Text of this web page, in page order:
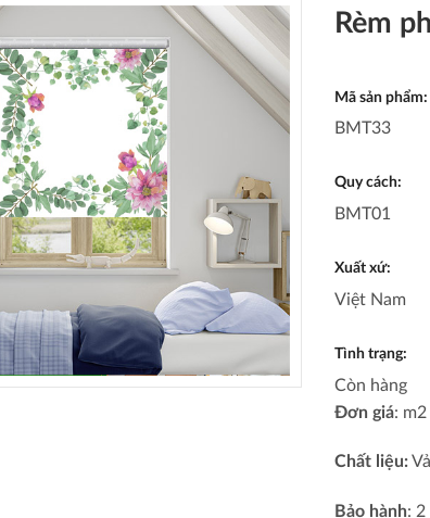
Rèm
Mã sản phẩm:
BMT33
Quy cách:
BMT01
Xuất xứ:
Việt Nam
Tình trạng:
Còn hàng
Đơn giá: m2
Chất liệu:
Bảo hành: 2